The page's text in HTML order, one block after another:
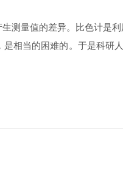
测量值的差异。比色计是
相当的困难的。于是科